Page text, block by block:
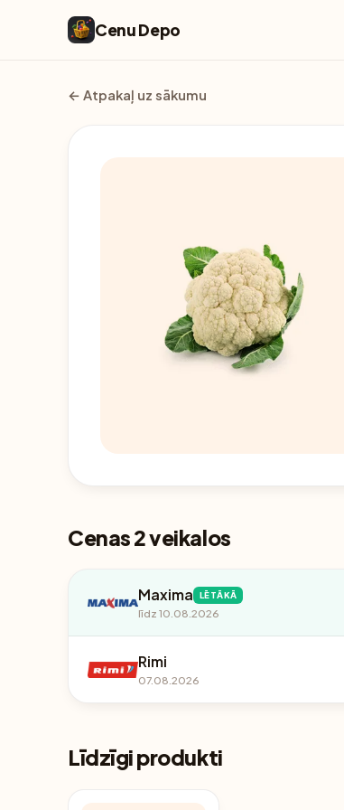
Cenu Depo
← Atpakaļ uz sākumu
Cenas 2 veikalos
Maxima LĒTĀKĀ
līdz 10.08.2026
Rimi
07.08.2026
Līdzīgi produkti